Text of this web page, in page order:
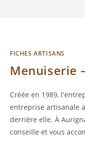
FICHES ARTISANS
Menuiserie
Créée en 1989,
entreprise artisanale
derrière elle. À
conseille et vous